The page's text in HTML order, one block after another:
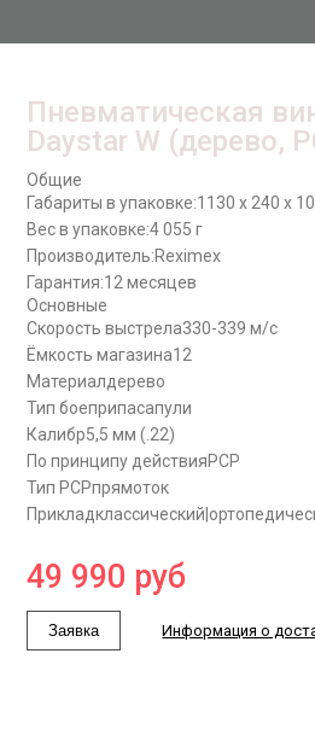
Пневматическая
Daystar W (дерево,
Общие
Габариты в упаковке:1130 x 240 x
Вес в упаковке:4 055 г
Производитель:Reximex
Гарантия:12 месяцев
Основные
Скорость выстрела330-339 м/с
Ёмкость магазина12
Материалдерево
Тип боеприпасапули
Калибр5,5 мм (.22)
По принципу действияPCP
Тип PCPпрямоток
Приклад
49 990 руб
Заявка Информация о